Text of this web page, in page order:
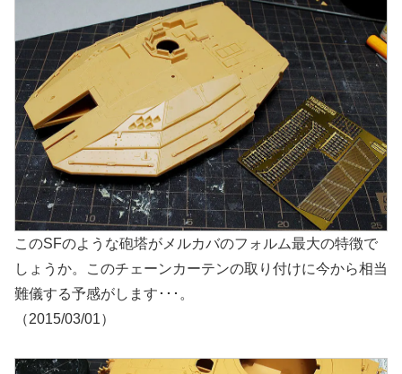
このSFのような砲塔がメルカバのフォルム最大の特徴で
しょうか。このチェーンカーテンの取り付けに今から相当
難儀する予感がします･･･。
（2015/03/01）